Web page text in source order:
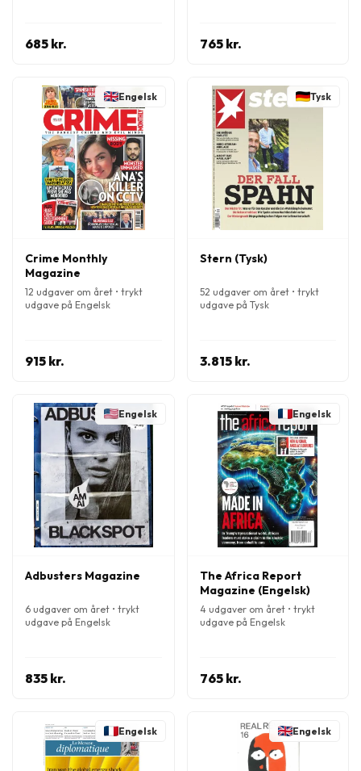
685 kr. 765 kr.
Engelsk
Crime Monthly
Magazine
12 udgaver om året • trykt
udgave på Engelsk
915 kr.
Tysk
Stern (Tysk)
52 udgaver om året • trykt
udgave på Tysk
3.815 kr.
Engelsk
Adbusters Magazine
6 udgaver om året • trykt
udgave på Engelsk
835 kr.
Engelsk
The Africa Report
Magazine (Engelsk)
4 udgaver om året • trykt
udgave på Engelsk
765 kr.
Engelsk Engelsk